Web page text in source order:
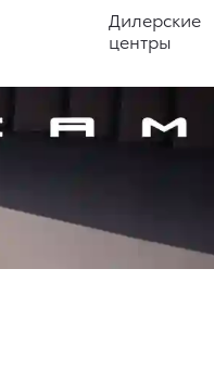
Дилерские
центры